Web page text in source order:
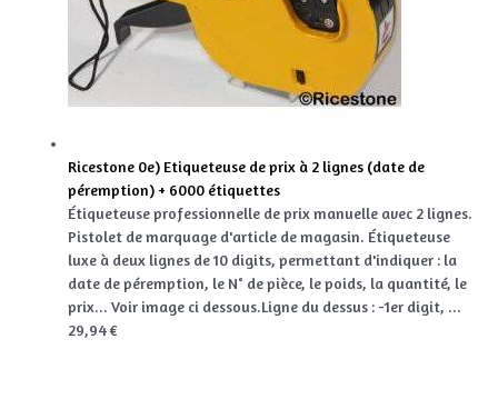
Ricestone 0e) Etiqueteuse de prix à 2 lignes (date de
péremption) + 6000 étiquettes
Étiqueteuse professionnelle de prix manuelle avec 2 lignes.
Pistolet de marquage d'article de magasin. Étiqueteuse
luxe à deux lignes de 10 digits, permettant d'indiquer : la
date de péremption, le N° de pièce, le poids, la quantité, le
prix... Voir image ci dessous.Ligne du dessus : -1er digit, ...
29,94 €